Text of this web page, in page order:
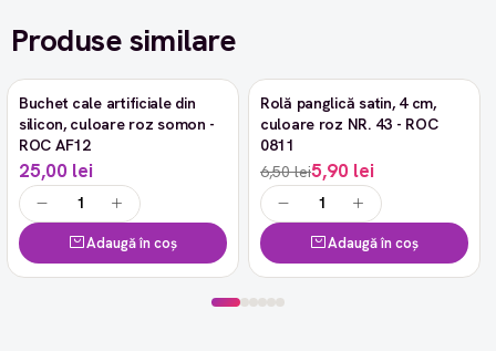
Produse similare
Buchet cale artificiale din
silicon, culoare roz somon -
ROC AF12
25,00 lei
Adaugă în coș
-9%
Rolă panglică satin, 4 cm,
culoare roz NR. 43 - ROC
0811
6,50 lei5,90 lei
Adaugă în coș